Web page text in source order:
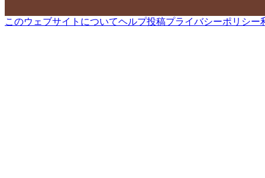
このウェブサイトについてヘルプ投稿プライバシーポリシー